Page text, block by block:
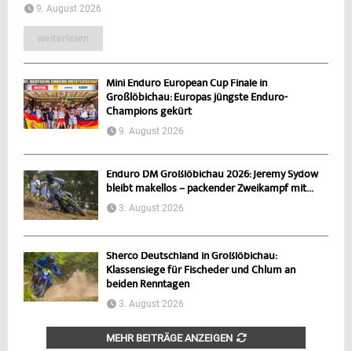
9. August 2026
weiterlesen
Mini Enduro European Cup Finale in
Großlöbichau: Europas jüngste Enduro-
Champions gekürt
9. August 2026
Enduro DM Großlöbichau 2026: Jeremy Sydow
bleibt makellos – packender Zweikampf mit...
3. August 2026
Sherco Deutschland in Großlöbichau:
Klassensiege für Fischeder und Chlum an
beiden Renntagen
3. August 2026
MEHR BEITRÄGE ANZEIGEN